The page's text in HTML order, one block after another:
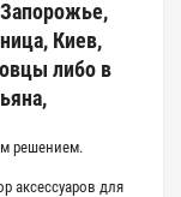
Киев,
либо в
решением.
аксессуаров для